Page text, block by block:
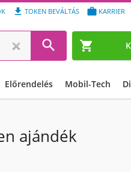

 KARRIER
 TOKEN BEVÁLTÁS

Előrendelés Mobil-Tech
ajándék